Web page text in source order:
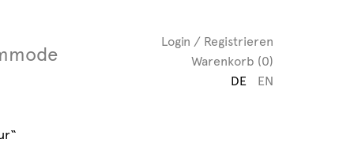
Login / Registrieren
Warenkorb (0)
DE
EN